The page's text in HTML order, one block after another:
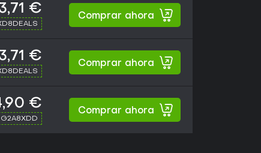
€
Comprar ahora
€
Comprar ahora
€
Comprar ahora